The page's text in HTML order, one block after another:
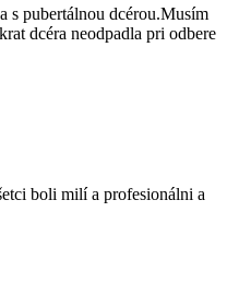
s pubertálnou dcérou.Musím
dcéra neodpadla pri odbere
boli milí a profesionálni a